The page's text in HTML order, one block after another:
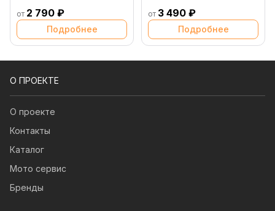
от 2 790 ₽
Подробнее
от 3 490 ₽
Подробнее
О ПРОЕКТЕ
О проекте
Контакты
Каталог
Мото сервис
Бренды